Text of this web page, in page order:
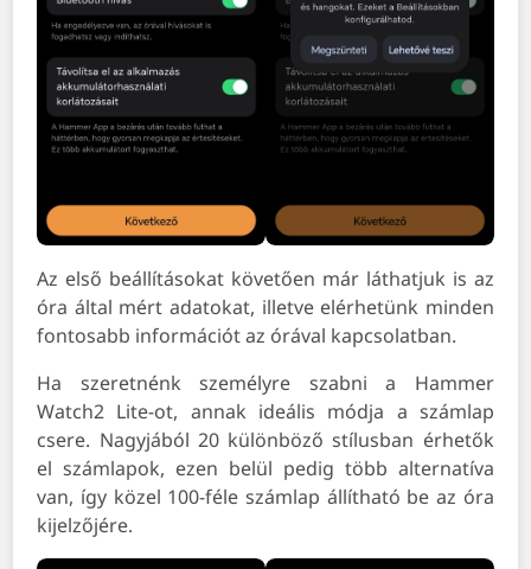
Az első beállításokat követően már láthatjuk is az
óra által mért adatokat, illetve elérhetünk minden
fontosabb információt az órával kapcsolatban.
Ha szeretnénk személyre szabni a Hammer
Watch2 Lite-ot, annak ideális módja a számlap
csere. Nagyjából 20 különböző stílusban érhetők
el számlapok, ezen belül pedig több alternatíva
van, így közel 100-féle számlap állítható be az óra
kijelzőjére.